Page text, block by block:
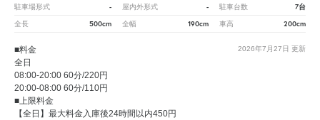
駐車場形式 - 屋内外形式 - 駐車台数 7台
全長 500cm 全幅 190cm 車高 200cm
2026年7月27日 更新
■料金
全日
08:00-20:00 60分/220円
20:00-08:00 60分/110円
■上限料金
【全日】最大料金入庫後24時間以内450円